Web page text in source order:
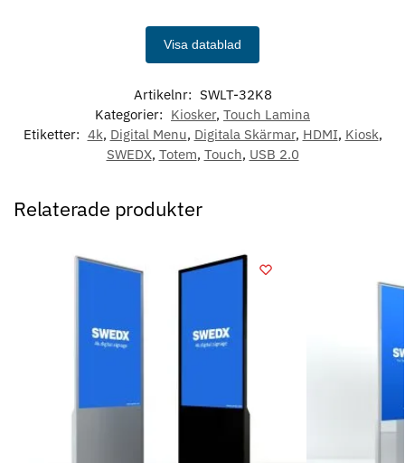
Visa datablad
Artikelnr: SWLT-32K8
Kategorier: Kiosker, Touch Lamina
Etiketter: 4k, Digital Menu, Digitala Skärmar, HDMI, Kiosk,
SWEDX, Totem, Touch, USB 2.0
Relaterade produkter